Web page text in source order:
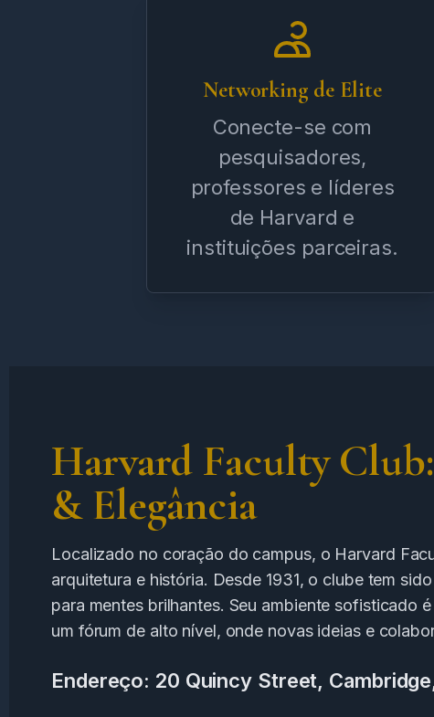
Networking de Elite
Conecte-se com
pesquisadores,
professores e líderes
de Harvard e
instituições parceiras.
Harvard Faculty
& Elegância
Localizado no coração do campus, o Harvard
arquitetura e história. Desde 1931, o clube tem
para mentes brilhantes. Seu ambiente sofisticado
um fórum de alto nível, onde novas ideias e
Endereço: 20 Quincy Street,